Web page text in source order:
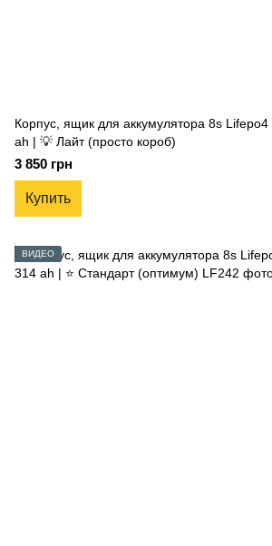
Корпус, ящик для аккумулятора 8s
ah | 💡 Лайт (просто короб)
3 850 грн
Купить
ВИДЕО